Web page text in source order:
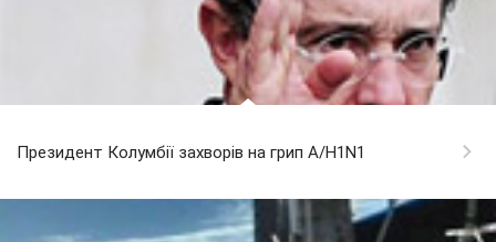
Президент Колумбії захворів на грип A/H1N1